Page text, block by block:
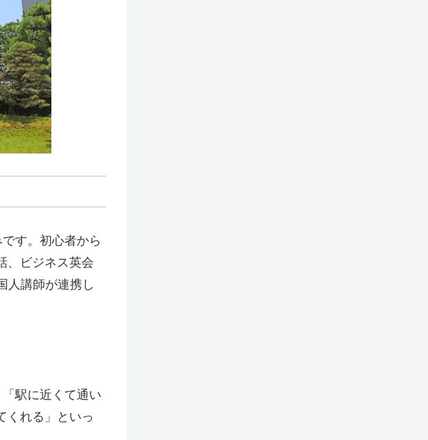
す。初心者から
、ビジネス英会
人講師が連携し
駅に近くて通い
くれる」といっ